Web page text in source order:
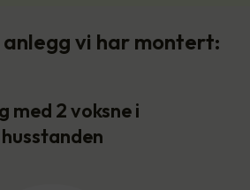
anlegg vi har montert:
med 2 voksne i
husstanden